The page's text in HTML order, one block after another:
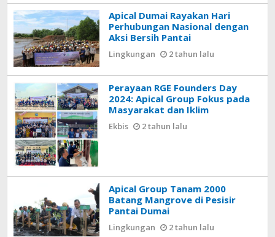
Apical Dumai Rayakan Hari
Perhubungan Nasional dengan
Aksi Bersih Pantai
Lingkungan 2 tahun lalu
Perayaan RGE Founders Day
2024: Apical Group Fokus pada
Masyarakat dan Iklim
Ekbis 2 tahun lalu
Apical Group Tanam 2000
Batang Mangrove di Pesisir
Pantai Dumai
Lingkungan 2 tahun lalu